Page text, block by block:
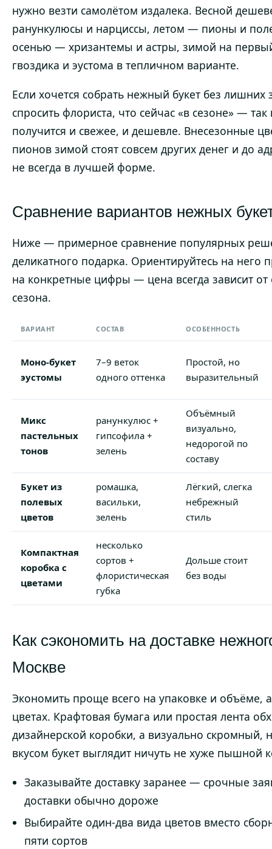
нужно везти самолётом издалека. Весной
ранункулюсы и нарциссы, летом — пионы и
осенью — хризантемы и астры, зимой на
гвоздика и эустома в тепличном варианте.
Если хочется собрать нежный букет без лишних
спросить флориста, что сейчас «в сезоне» —
получится и свежее, и дешевле. Внесезонные
пионов зимой стоят совсем других денег и до
не всегда в лучшей форме.
Сравнение вариантов нежных
Ниже — примерное сравнение популярных
деликатного подарка. Ориентируйтесь на него
на конкретные цифры — цена всегда зависит
сезона.
ВАРИАНТ СОСТАВ ОСОБЕННОСТЬ
Моно-букет
эустомы
7–9 веток
одного оттенка
Простой, но
выразительный
Микс
пастельных
тонов
ранункулюс +
гипсофила +
зелень
Объёмный
визуально,
недорогой по
составу
Букет из
полевых
цветов
ромашка,
васильки,
зелень
Лёгкий, слегка
небрежный
стиль
Компактная
коробка с
цветами
несколько
сортов +
флористическая
губка
Дольше стоит
без воды
Как сэкономить на доставке
Москве
Экономить проще всего на упаковке и объёме,
цветах. Крафтовая бумага или простая лента
дизайнерской коробки, а визуально скромный,
вкусом букет выглядит ничуть не хуже пышной
Заказывайте доставку заранее — срочные
доставки обычно дороже
Выбирайте один-два вида цветов вместо
пяти сортов